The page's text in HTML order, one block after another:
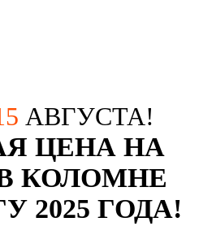
АВГУСТА!
ЦЕНА НА
КОЛОМНЕ
2025 ГОДА!